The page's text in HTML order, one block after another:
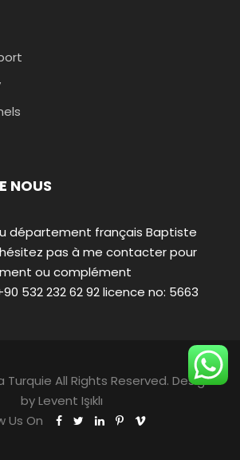
NOUS
département français Baptiste
pas à me contacter pour
ou complément
532 232 62 92 licence no: 5663
All Rights Reserved. Design
byLevent Işıklı
Us On